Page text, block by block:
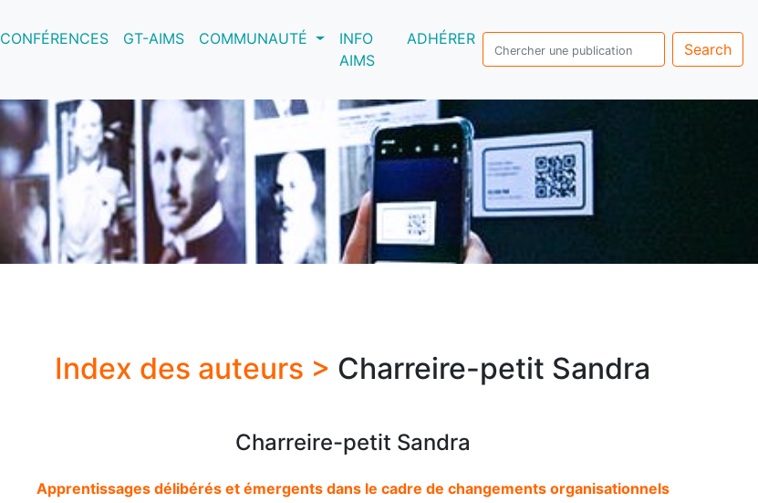
CONFÉRENCES GT-AIMS COMMUNAUTÉ
INFO
AIMS
ADHÉRER
Search
Index des auteurs > Charreire-petit Sandra
Charreire-petit Sandra
Apprentissages délibérés et émergents dans le cadre de changements organisationnels